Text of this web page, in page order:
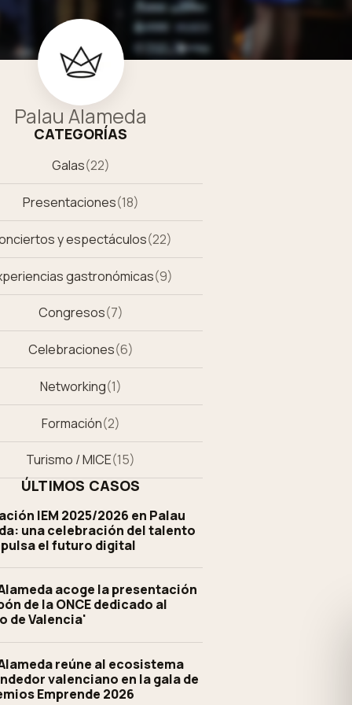
Palau Alameda
CATEGORÍAS
Galas(22)
Presentaciones(18)
y espectáculos(22)
gastronómicas(9)
Congresos(7)
Celebraciones(6)
Networking(1)
Formación(2)
Turismo / MICE(15)
ÚLTIMOS CASOS
IEM 2025/2026 en Palau
una celebración del talento
el futuro digital
acoge la presentación
de la ONCE dedicado al
de Valencia'
reúne al ecosistema
valenciano en la gala de
Emprende 2026